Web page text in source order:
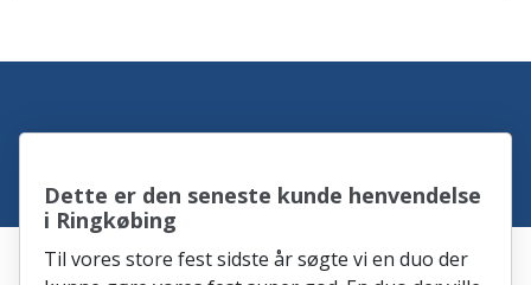
Dette er den seneste kunde henvendelse
i Ringkøbing
Til vores store fest sidste år søgte vi en duo der